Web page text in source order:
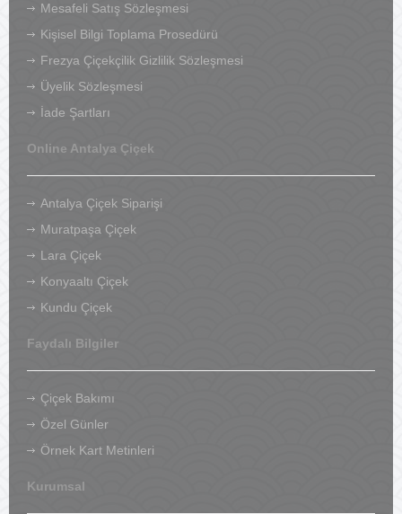
Mesafeli Satış Sözleşmesi
Kişisel Bilgi Toplama Prosedürü
Frezya Çiçekçilik Gizlilik Sözleşmesi
Üyelik Sözleşmesi
İade Şartları
Online Antalya Çiçek
Antalya Çiçek Siparişi
Muratpaşa Çiçek
Lara Çiçek
Konyaaltı Çiçek
Kundu Çiçek
Faydalı Bilgiler
Çiçek Bakımı
Özel Günler
Örnek Kart Metinleri
Kurumsal